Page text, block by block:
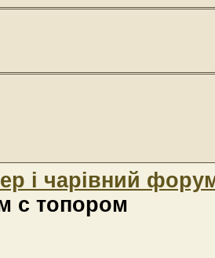
і чарівний
с топором